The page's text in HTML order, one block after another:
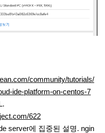
community/tutorials/
ide-platform-on-centos-7
622
server에 집중된 설명. ngin